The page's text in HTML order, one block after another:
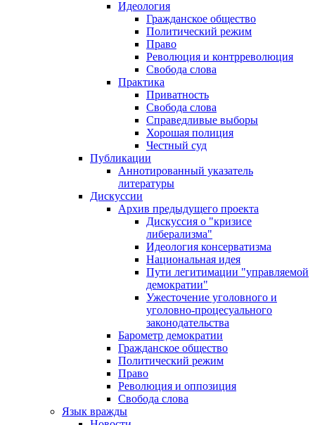
Идеология
Гражданское общество
Политический режим
Право
Революция и контрреволюция
Свобода слова
Практика
Приватность
Свобода слова
Справедливые выборы
Хорошая полиция
Честный суд
Публикации
Аннотированный указатель
литературы
Дискуссии
Архив предыдущего проекта
Дискуссия о "кризисе
либерализма"
Идеология консерватизма
Национальная идея
Пути легитимации "управляемой
демократии"
Ужесточение уголовного и
уголовно-процесуального
законодательства
Барометр демократии
Гражданское общество
Политический режим
Право
Революция и оппозиция
Свобода слова
Язык вражды